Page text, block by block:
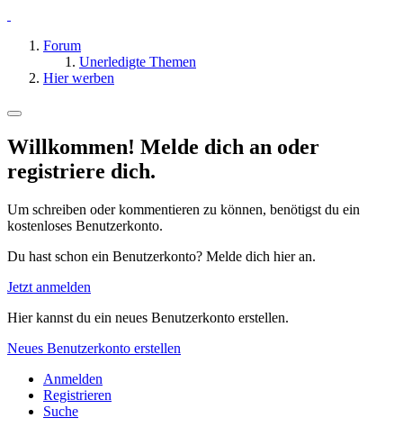
Forum
Unerledigte Themen
Hier werben
Willkommen! Melde dich an oder
registriere dich.
Um schreiben oder kommentieren zu können, benötigst du ein
kostenloses Benutzerkonto.
Du hast schon ein Benutzerkonto? Melde dich hier an.
Jetzt anmelden
Hier kannst du ein neues Benutzerkonto erstellen.
Neues Benutzerkonto erstellen
Anmelden
Registrieren
Suche